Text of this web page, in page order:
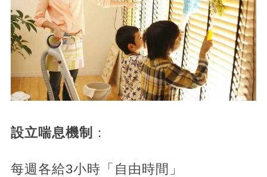
設立喘息機制 ：
每週各給3小時「自由時間」